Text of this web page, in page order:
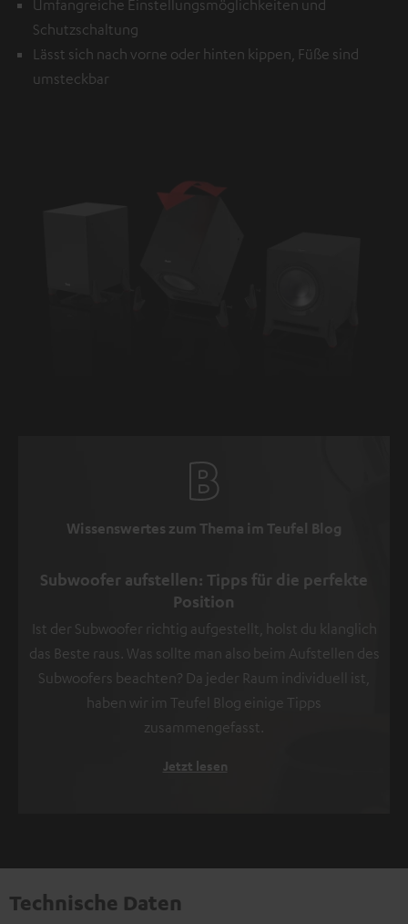
Umfangreiche Einstellungsmöglichkeiten und
Schutzschaltung
Lässt sich nach vorne oder hinten kippen, Füße sind
umsteckbar
Wissenswertes zum Thema im Teufel Blog
Subwoofer aufstellen: Tipps für die perfekte
Position
Ist der Subwoofer richtig aufgestellt, holst du klanglich
das Beste raus. Was sollte man also beim Aufstellen des
Subwoofers beachten? Da jeder Raum individuell ist,
haben wir im Teufel Blog einige Tipps
zusammengefasst.
Jetzt lesen
Technische Daten